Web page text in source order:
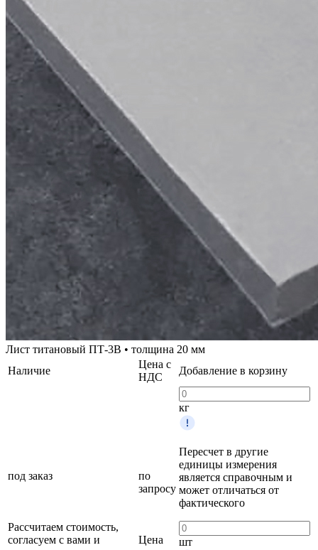
Лист титановый ПТ-3В • толщина 20 мм
Наличие
Цена с
НДС
Добавление в корзину
под заказ
Рассчитаем стоимость,
согласуем с вами и
по
запросу
Цена
кг
Пересчет в другие
единицы измерения
является справочным и
может отличаться от
фактического
шт